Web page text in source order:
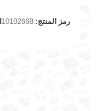
رمز المنتج: 10102668